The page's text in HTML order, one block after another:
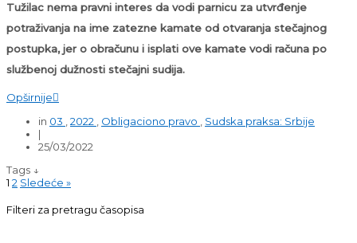
Tužilac nema pravni interes da vodi parnicu za utvrđenje
potraživanja na ime zatezne kamate od otvaranja stečajnog
postupka, jer o obračunu i isplati ove kamate vodi računa po
službenoj dužnosti stečajni sudija.
Opširnije
in 03 ,2022 , Obligaciono pravo , Sudska praksa: Srbije
|
25/03/2022
Tags ↓
1 2 Sledeće »
Filteri za pretragu časopisa